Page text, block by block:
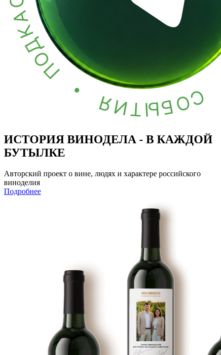
ИСТОРИЯ ВИНОДЕЛА - В КАЖДОЙ
БУТЫЛКЕ
Авторский проект о вине, людях и характере российского
виноделия
Подробнее